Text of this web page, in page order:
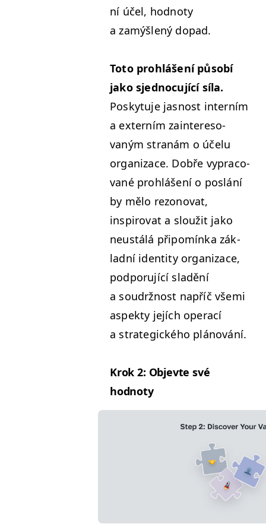
ní účel, hod­no­ty
a zamýšlený dopad.
Toto prohlášení působí
jako sjed­nocu­jící síla.
Posky­tu­je jas­nost interním
a externím zain­tereso­
vaným stranám o účelu
orga­ni­zace. Dobře vypra­co­
v­ané prohlášení o poslání
by mělo rezono­vat,
inspirovat a sloužit jako
neustálá připomín­ka zák­
lad­ní iden­ti­ty orga­ni­zace,
pod­poru­jící sladění
a soudržnost napříč vše­mi
aspek­ty jejích oper­ací
a strate­gick­ého plánování.
Krok 2: Objevte své
hodnoty